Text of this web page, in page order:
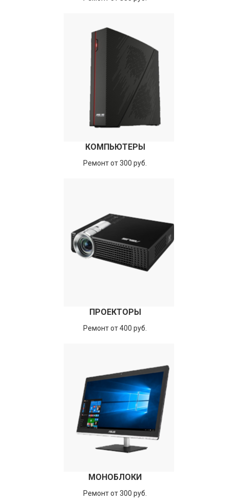
КОМПЬЮТЕРЫ
Ремонт от 300 руб.
ПРОЕКТОРЫ
Ремонт от 400 руб.
МОНОБЛОКИ
Ремонт от 300 руб.